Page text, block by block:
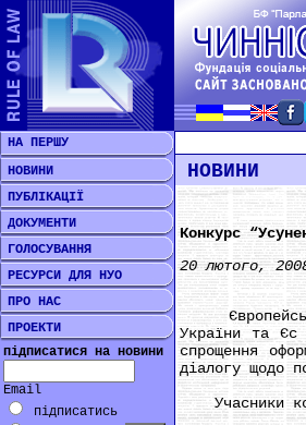
НА ПЕРШУ
НОВИНИ
ПУБЛІКАЦІЇ
ДОКУМЕНТИ
ГОЛОСУВАННЯ
РЕСУРСИ ДЛЯ НУО
ПРО НАС
ПРОЕКТИ
підписатися на новини
Email
підписатись
НОВИНИ
Конкурс
20 лютого,
Європейська
України та Єс
спрощення
діалогу щодо
Учасники